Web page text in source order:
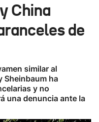
China
de
similar al
Sheinbaum ha
y no
una denuncia ante la